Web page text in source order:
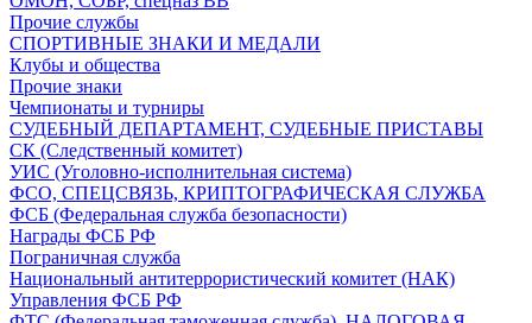
Прочие службы
СПОРТИВНЫЕ ЗНАКИ И МЕДАЛИ
Клубы и общества
Прочие знаки
Чемпионаты и турниры
СУДЕБНЫЙ ДЕПАРТАМЕНТ, СУДЕБНЫЕ ПРИСТАВЫ
СК (Следственный комитет)
УИС (Уголовно-исполнительная система)
ФСО, СПЕЦСВЯЗЬ, КРИПТОГРАФИЧЕСКАЯ СЛУЖБА
ФСБ (Федеральная служба безопасности)
Награды ФСБ РФ
Пограничная служба
Национальный антитеррористический комитет (НАК)
Управления ФСБ РФ